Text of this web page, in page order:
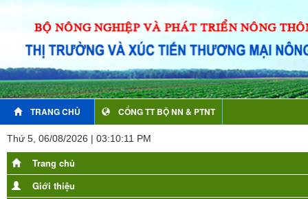
TRANG CHỦ CỔNG TT BỘ NN & PTNT
Thứ 5, 06/08/2026 | 03:10:13 PM
Trang chủ
Giới thiệu